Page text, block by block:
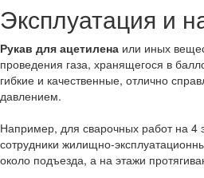
Эксплуатация и
Рукав для ацетилена или иных
проведения газа, хранящегося в
гибкие и качественные, отлично
давлением.
Например, для сварочных работ на 4
сотрудники жилищно-
около подъезда, а на этажи